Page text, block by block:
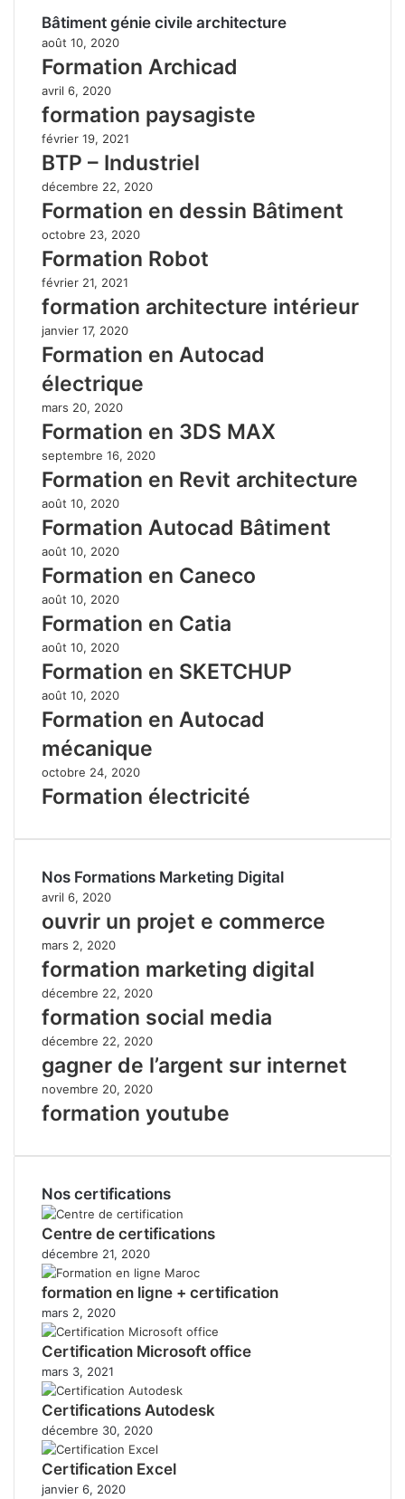
Bâtiment génie civile architecture
août 10, 2020
Formation Archicad
avril 6, 2020
formation paysagiste
février 19, 2021
BTP – Industriel
décembre 22, 2020
Formation en dessin Bâtiment
octobre 23, 2020
Formation Robot
février 21, 2021
formation architecture intérieur
janvier 17, 2020
Formation en Autocad
électrique
mars 20, 2020
Formation en 3DS MAX
septembre 16, 2020
Formation en Revit architecture
août 10, 2020
Formation Autocad Bâtiment
août 10, 2020
Formation en Caneco
août 10, 2020
Formation en Catia
août 10, 2020
Formation en SKETCHUP
août 10, 2020
Formation en Autocad
mécanique
octobre 24, 2020
Formation électricité
Nos Formations Marketing Digital
avril 6, 2020
ouvrir un projet e commerce
mars 2, 2020
formation marketing digital
décembre 22, 2020
formation social media
décembre 22, 2020
gagner de l’argent sur internet
novembre 20, 2020
formation youtube
Nos certifications
Centre de certifications
décembre 21, 2020
formation en ligne + certification
mars 2, 2020
Certification Microsoft office
mars 3, 2021
Certifications Autodesk
décembre 30, 2020
Certification Excel
janvier 6, 2020